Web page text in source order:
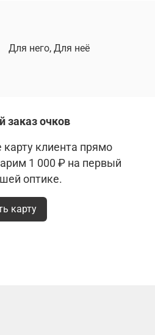
Для него, Для неё
заказ очков
карту клиента прямо
1 000 ₽ на первый
оптике.
карту